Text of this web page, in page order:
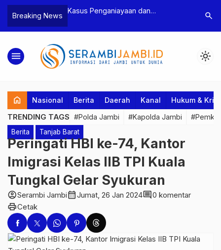
Breaking News
Bea Cukai
Pelaku beserta
dan 146 Gram
Kasus Penganiayaan dan
Tebo Tetapkan Dua Tersangka
Polres
Dua
search
menu light_mode
home Nasional Berita Daerah Kanal Hukum &
TRENDING TAGS #Polda Jambi #Kapolda Jambi
Berita Tanjab Barat
Peringati HBI ke-74, Kantor
Imigrasi Kelas IIB TPI Kuala
Tungkal Gelar Syukuran
account_circleSerambi Jambicalendar_monthJumat, 26 Jan 2024comment0 komentar
printCetak